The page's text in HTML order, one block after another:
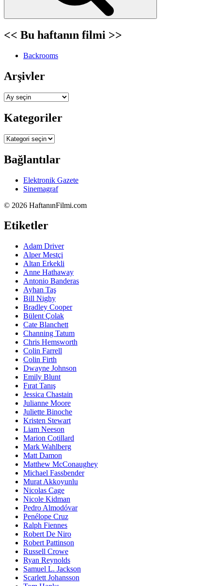
<< Bu haftanın filmi >>
Backrooms
Arşivler
Arşivler
Kategoriler
Kategoriler
Bağlantılar
Elektronik Gazete
Sinemagraf
© 2026 HaftanınFilmi.com
Etiketler
Adam Driver
Alper Mestçi
Altan Erkekli
Anne Hathaway
Antonio Banderas
Ayhan Taş
Bill Nighy
Bradley Cooper
Bülent Çolak
Cate Blanchett
Channing Tatum
Chris Hemsworth
Colin Farrell
Colin Firth
Dwayne Johnson
Emily Blunt
Fırat Tanış
Jessica Chastain
Julianne Moore
Juliette Binoche
Kristen Stewart
Liam Neeson
Marion Cotillard
Mark Wahlberg
Matt Damon
Matthew McConaughey
Michael Fassbender
Murat Akkoyunlu
Nicolas Cage
Nicole Kidman
Pedro Almodóvar
Penélope Cruz
Ralph Fiennes
Robert De Niro
Robert Pattinson
Russell Crowe
Ryan Reynolds
Samuel L. Jackson
Scarlett Johansson